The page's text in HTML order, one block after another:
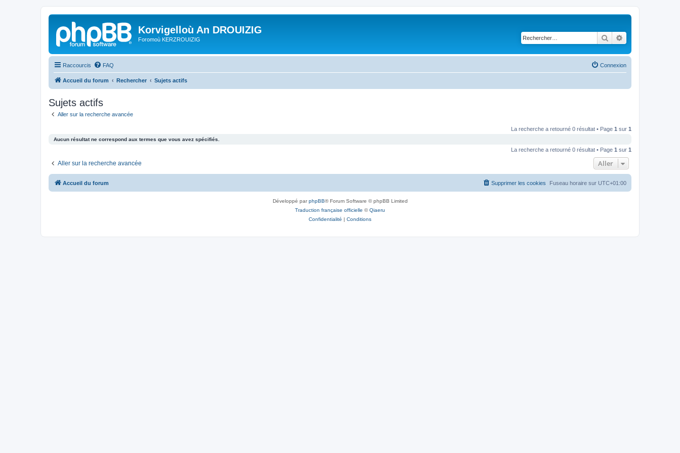
Korvigelloù An DROUIZIG
Foromoù KERZROUIZIG Rechercher
Raccourcis FAQ Connexion
Accueil du forum Rechercher Sujets actifs
Sujets actifs
Aller sur la recherche avancée
La recherche a retourné 0 résultat • Page 1 sur 1
Aucun résultat ne correspond aux termes que vous avez spécifiés.
La recherche a retourné 0 résultat • Page 1 sur 1
Aller sur la recherche avancée Aller
Accueil du forum Fuseau horaire sur UTC+01:00
Supprimer les cookies
Développé parphpBB® Forum Software © phpBB Limited
Traduction française officielle ©Qiaeru
Confidentialité | Conditions